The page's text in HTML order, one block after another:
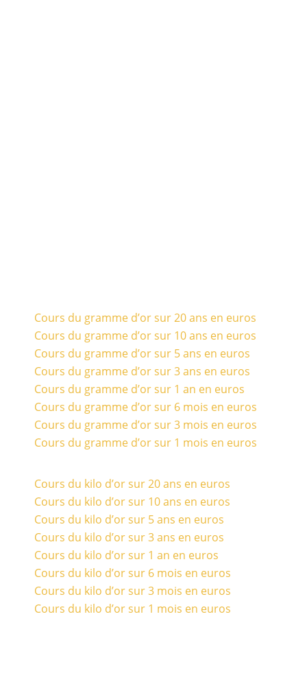
Cours du gramme d’or sur 20 ans en euros
Cours du gramme d’or sur 10 ans en euros
Cours du gramme d’or sur 5 ans en euros
Cours du gramme d’or sur 3 ans en euros
Cours du gramme d’or sur 1 an en euros
Cours du gramme d’or sur 6 mois en euros
Cours du gramme d’or sur 3 mois en euros
Cours du gramme d’or sur 1 mois en euros
Cours du kilo d’or sur 20 ans en euros
Cours du kilo d’or sur 10 ans en euros
Cours du kilo d’or sur 5 ans en euros
Cours du kilo d’or sur 3 ans en euros
Cours du kilo d’or sur 1 an en euros
Cours du kilo d’or sur 6 mois en euros
Cours du kilo d’or sur 3 mois en euros
Cours du kilo d’or sur 1 mois en euros